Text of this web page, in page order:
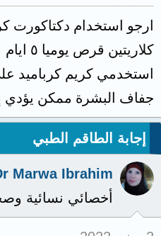
ارجو استخدام دكتاكورت
كلاريتين قرص يوميا ٥ ايام
استخدمي كريم كرباميد
جفاف البشرة ممكن يؤدي
إجابة الطاقم الطبي
Marwa Ibrahim
أخصائي نسائية